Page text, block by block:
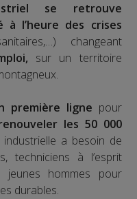
se retrouve
à l’heure des crises
changeant
sur un territoire
première ligne pour
les 50 000
industrielle a besoin de
techniciens à l’esprit
jeunes hommes pour
durables.